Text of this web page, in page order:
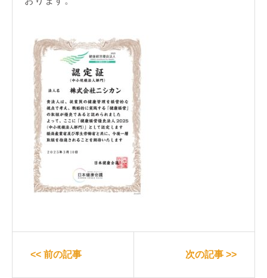
<< 前の記事 次の記事 >>